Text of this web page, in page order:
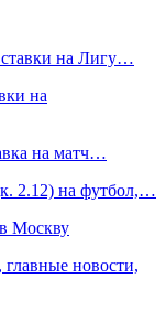
на Лигу…
на
на матч…
2.12) на футбол,…
Москву
новости,